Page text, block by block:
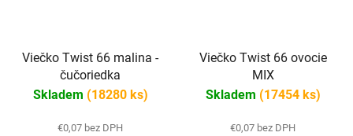
Viečko Twist 66 malina -
čučoriedka
Skladem (18280 ks)
€0,07 bez DPH
Viečko Twist 66 ovocie
MIX
Skladem (17454 ks)
€0,07 bez DPH